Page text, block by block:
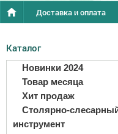
Доставка и оплата
Каталог
Новинки 2024
Товар месяца
Хит продаж
Столярно-
инструмент